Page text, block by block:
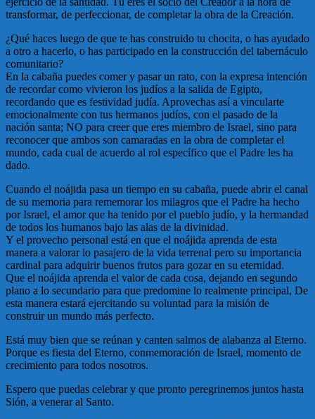
transformar, de perfeccionar, de completar la obra de la Creación.
¿Qué haces luego de que te has construido tu chocita, o has ayudado
a otro a hacerlo, o has participado en la construcción del tabernáculo
comunitario?
En la cabaña puedes comer y pasar un rato, con la expresa intención
de recordar como vivieron los judíos a la salida de Egipto,
recordando que es festividad judía. Aprovechas así a vincularte
emocionalmente con tus hermanos judíos, con el pasado de la
nación santa; NO para creer que eres miembro de Israel, sino para
reconocer que ambos son camaradas en la obra de completar el
mundo, cada cual de acuerdo al rol específico que el Padre les ha
dado.
Cuando el noájida pasa un tiempo en su cabaña, puede abrir el canal
de su memoria para rememorar los milagros que el Padre ha hecho
por Israel, el amor que ha tenido por el pueblo judío, y la hermandad
de todos los humanos bajo las alas de la divinidad.
Y el provecho personal está en que el noájida aprenda de esta
manera a valorar lo pasajero de la vida terrenal pero su importancia
cardinal para adquirir buenos frutos para gozar en su eternidad.
Que el noájida aprenda el valor de cada cosa, dejando en segundo
plano a lo secundario para que predomine lo realmente principal, De
esta manera estará ejercitando su voluntad para la misión de
construir un mundo más perfecto.
Está muy bien que se reúnan y canten salmos de alabanza al Eterno.
Porque es fiesta del Eterno, conmemoración de Israel, momento de
crecimiento para todos nosotros.
Espero que puedas celebrar y que pronto peregrinemos juntos hasta
Sión, a venerar al Santo.